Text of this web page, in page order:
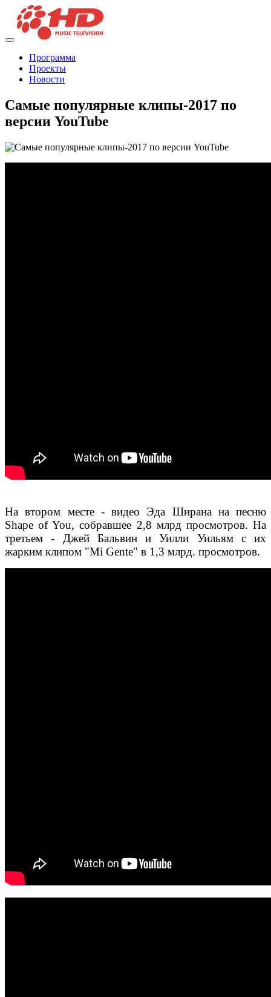
Программа
Проекты
Новости
Самые популярные клипы-2017 по
версии YouTube
На втором месте - видео Эда Ширана на песню
Shape of You, собравшее 2,8 млрд просмотров. На
третьем - Джей Бальвин и Уилли Уильям с их
жарким клипом "Mi Gente" в 1,3 млрд. просмотров.